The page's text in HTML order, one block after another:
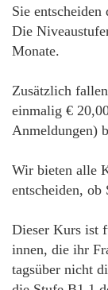
Sie
Die
Monate.
Zusätzlich
einmalig €
Anmeldungen)
Wir bieten alle
entscheiden, ob
Dieser Kurs ist
innen, die ihr
tagsüber nicht